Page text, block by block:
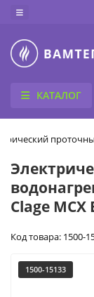
КАТАЛОГ
Clage MCX
Код товара: 1500-
1500-15133